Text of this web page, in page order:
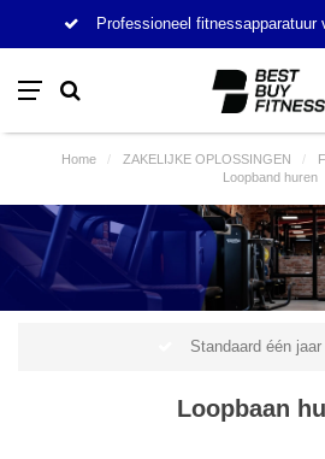
Professioneel fitnessapparatuur
Home / ZAKELIJKE OPLOSSINGEN /
Loopband huren
Standaard één
Loopbaan